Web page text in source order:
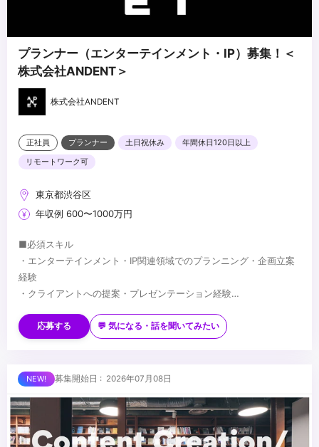
プランナー（エンターテインメント・IP）募集！＜
株式会社ANDENT＞
株式会社ANDENT
正社員 プランナー 土日祝休み
年間休日120日以上
リモートワーク可
東京都渋谷区
年収例 600〜1000万円
■必須スキル
・エンターテインメント・IP関連領域でのプランニング・企画立案
経験
・クライアントへの提案・プレゼンテーション経験
・広告代理店等でのエンターテインメント・IP案件のプランニング
経験
・イベント・展示会・空間演出等の企画経験
■求める人物像
つ方
・担当IPを自ら読み込み・理解した上で提案できる方
・IPの世界観を広げる視点で企画に取り組める方
...
応募する 💬 気になる・話を聞いてみたい
募集開始日 : 2026年07月08日